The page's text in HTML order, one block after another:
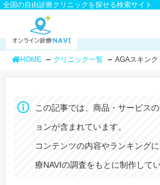
全国の自由診療クリニックを探せる検索サイト
HOME クリニック一覧 AGAスキン
この記事では、商品・サービス
ョンが含まれています。
コンテンツの内容やランキング
療NAVIの調査をもとに制作してい